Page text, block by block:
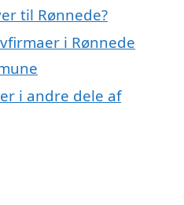
til Rønnede?
i Rønnede
i andre dele af